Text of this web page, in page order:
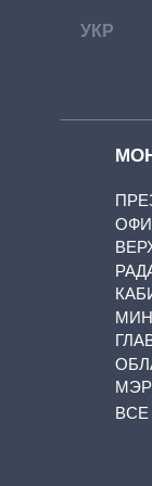
УКР